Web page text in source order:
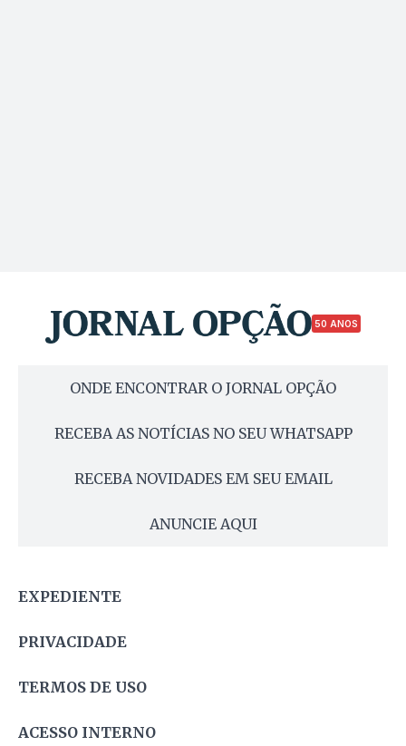
50 ANOS
ONDE ENCONTRAR O JORNAL OPÇÃO
RECEBA AS NOTÍCIAS NO SEU WHATSAPP
RECEBA NOVIDADES EM SEU EMAIL
ANUNCIE AQUI
EXPEDIENTE
PRIVACIDADE
TERMOS DE USO
ACESSO INTERNO